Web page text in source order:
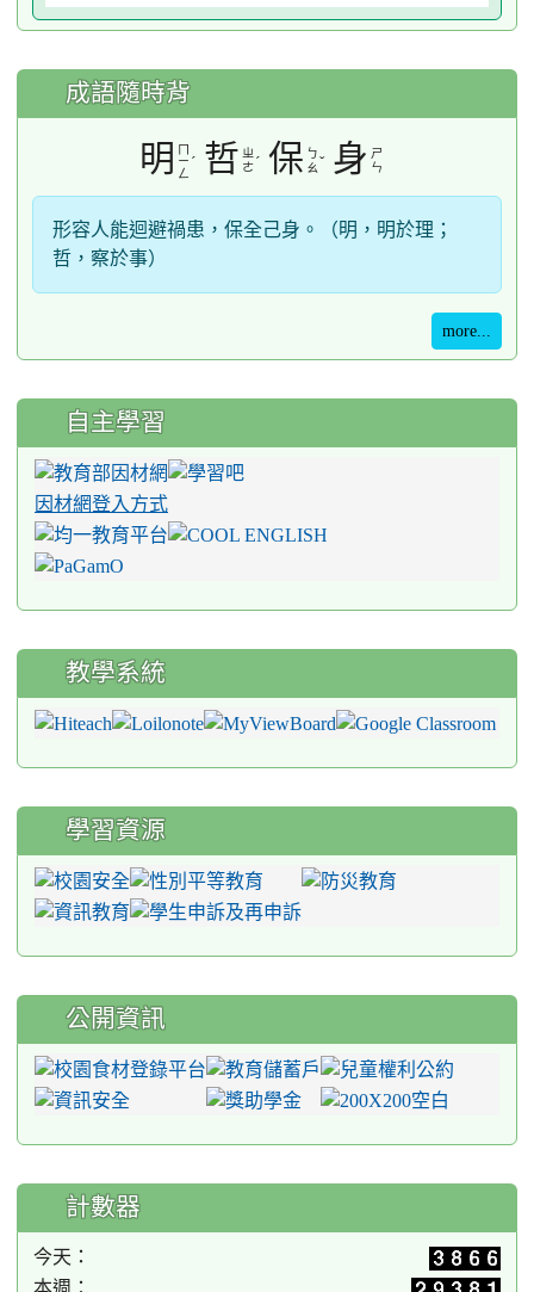
成語隨時背
明
ㄇ
ㄧ
ㄥ
ˊ 哲 ㄓ
ㄜˊ 保 ㄅ
ㄠˇ 身 ㄕ
ㄣ
形容人能迴避禍患，保全己身。（明，明於理；
哲，察於事）
more...
自主學習
因材網登入方式
教學系統
學習資源
公開資訊
計數器
今天：
本週：